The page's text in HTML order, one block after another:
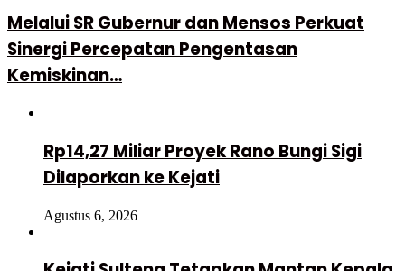
Melalui SR Gubernur dan Mensos Perkuat
Sinergi Percepatan Pengentasan
Kemiskinan…
Rp14,27 Miliar Proyek Rano Bungi Sigi
Dilaporkan ke Kejati
Agustus 6, 2026